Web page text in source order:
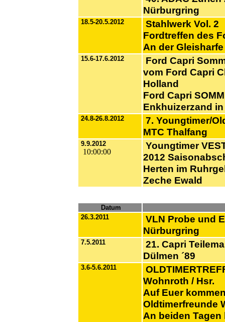
Nürburgring
18.5-20.5.2012
Stahlwerk Vol. 2
Fordtreffen des
An der
15.6-17.6.2012
Ford Capri
vom Ford Capri
Holland
Ford Capri
Enkhuizerzand
24.8-26.8.2012
7. Youngtimer/
MTC Thalfang
9.9.2012
10:00:00
Youngtimer
2012
Herten im
Zeche Ewald
Datum
26.3.2011
VLN Probe und
Nürburgring
7.5.2011
21. Capri
Dülmen ´89
3.6-5.6.2011
Wohnroth / Hsr.
Auf Euer
Oldtimerfreunde
An beiden Tagen